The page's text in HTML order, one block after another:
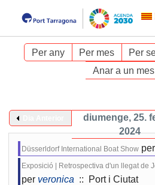
Per any Per mes Per
Anar a un mes
diumenge, 25.
2024
Düsserldorf International Boat Show per
Exposició | Retrospectiva d'un llegat de
per veronica :: Port i Ciutat